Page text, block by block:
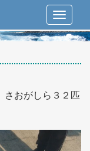
さおがしら３２匹